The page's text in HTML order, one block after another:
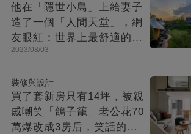
他在「隱世小島」上給妻子
造了一個「人間天堂」，網
友眼紅：世界上最舒適的時
光都在這里
2023/08/03
裝修與設計
買了套新房只有14坪，被親
戚嘲笑「鴿子籠」老公花70
萬爆改成3房后，笑話的親